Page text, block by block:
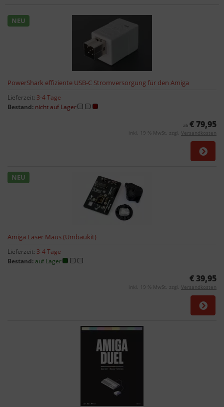
NEU
PowerShark effiziente USB-C Stromversorgung für den Amiga
Lieferzeit: 3-4 Tage
Bestand: nicht auf Lager
ab € 79,95
inkl. 19 % MwSt. zzgl. Versandkosten
NEU
Amiga Laser Maus (Umbaukit)
Lieferzeit: 3-4 Tage
Bestand:auf Lager
€ 39,95
inkl. 19 % MwSt. zzgl. Versandkosten